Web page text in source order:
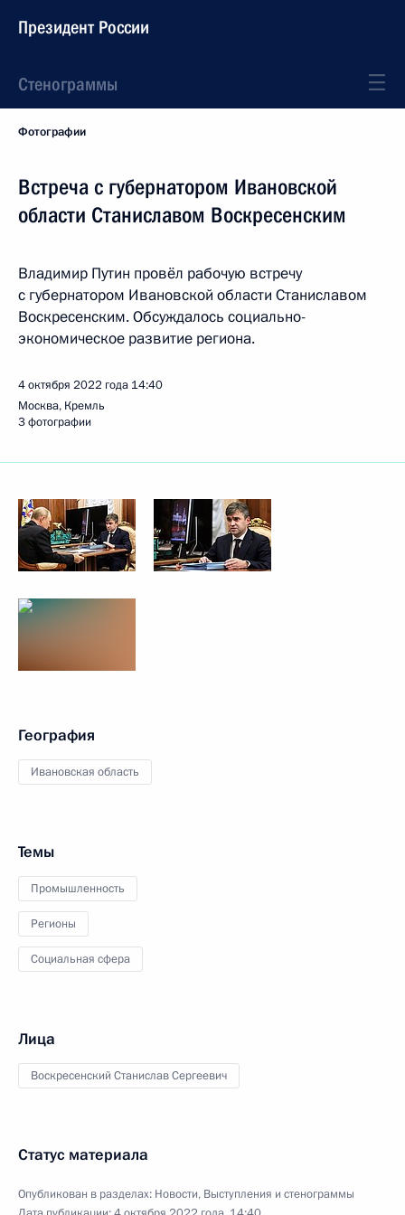
Президент России
Стенограммы
Фотографии
Встреча с губернатором Ивановской
области Станиславом Воскресенским
Владимир Путин провёл рабочую встречу
с губернатором Ивановской области Станиславом
Воскресенским. Обсуждалось социально-
экономическое развитие региона.
4 октября 2022 года 14:40
Москва, Кремль
3 фотографии
География
Ивановская область
Темы
Промышленность
Регионы
Социальная сфера
Лица
Воскресенский Станислав Сергеевич
Статус материала
Опубликован в разделах: Новости, Выступления и стенограммы